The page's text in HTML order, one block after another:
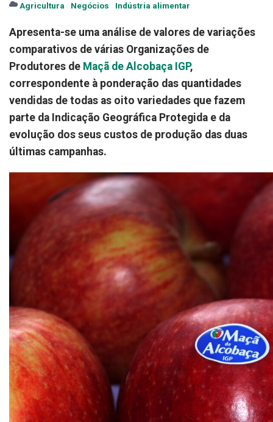
Agricultura
Negócios Indústria alimentar
Apresenta-se uma análise de valores de variações
comparativos de várias Organizações de
Produtores de Maçã de Alcobaça IGP,
correspondente à ponderação das quantidades
vendidas de todas as oito variedades que fazem
parte da Indicação Geográfica Protegida e da
evolução dos seus custos de produção das duas
últimas campanhas.